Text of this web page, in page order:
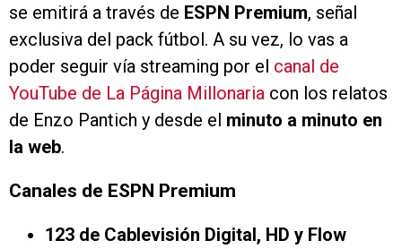
se emitirá a través de ESPN Premium, señal
exclusiva del pack fútbol. A su vez, lo vas a
poder seguir vía streaming por el canal de
YouTube de La Página Millonaria con los relatos
de Enzo Pantich y desde el minuto a minuto en
la web.
Canales de ESPN Premium
123 de Cablevisión Digital, HD y Flow